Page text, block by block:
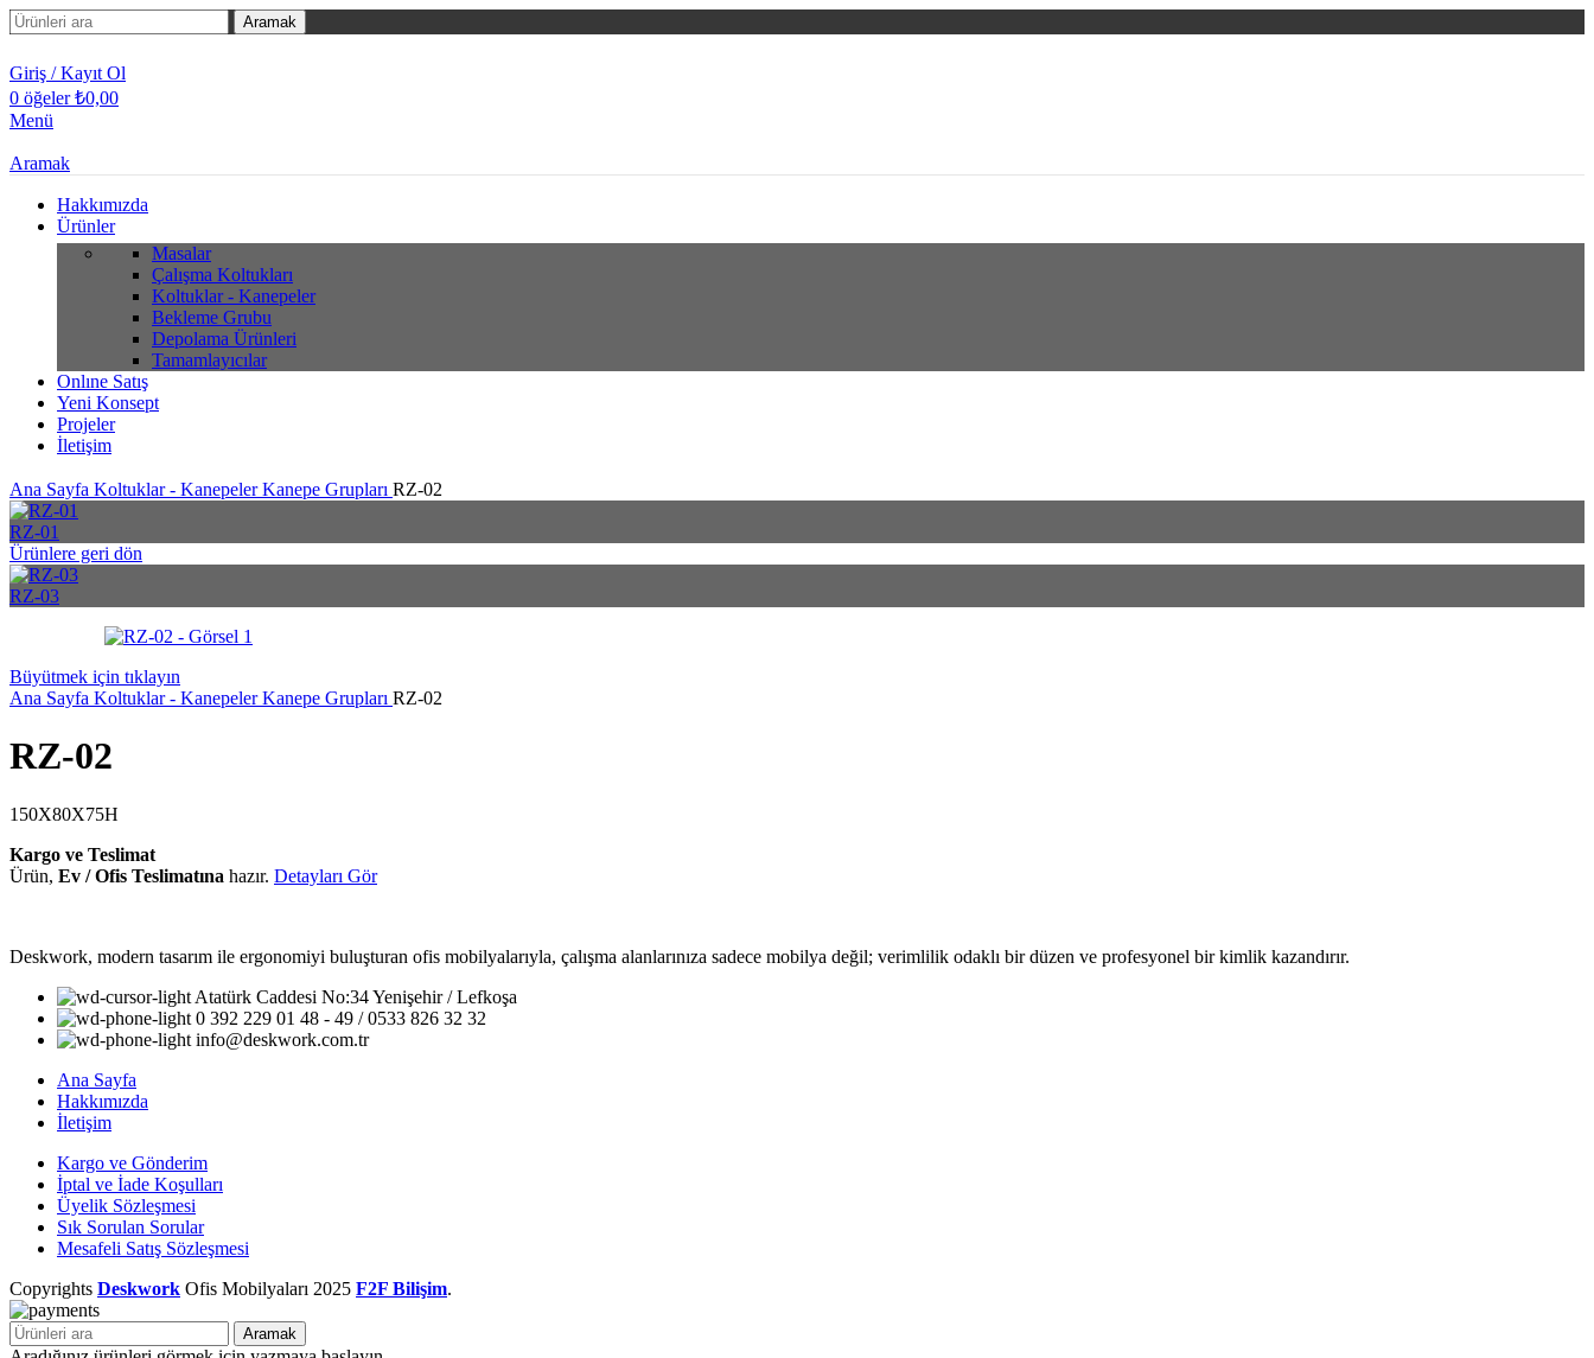
Aramak
Giriş / Kayıt Ol
0 öğeler ₺0,00
Menü
Aramak
Hakkımızda
Ürünler
Masalar
Çalışma Koltukları
Koltuklar - Kanepeler
Bekleme Grubu
Depolama Ürünleri
Tamamlayıcılar
Onlıne Satış
Yeni Konsept
Projeler
İletişim
Ana Sayfa Koltuklar - KanepelerKanepe Grupları RZ-02
RZ-01
Ürünlere geri dön
RZ-03
Büyütmek için tıklayın
Ana Sayfa Koltuklar - KanepelerKanepe Grupları RZ-02
RZ-02
150X80X75H
Kargo ve Teslimat
Ürün, Ev / Ofis Teslimatına hazır. Detayları Gör
Deskwork, modern tasarım ile ergonomiyi buluşturan ofis mobilyalarıyla, çalışma alanlarınıza sadece mobilya değil; verimlilik odaklı bir düzen ve profesyonel bir kimlik kazandırır.
Atatürk Caddesi No:34 Yenişehir / Lefkoşa
0 392 229 01 48 - 49 / 0533 826 32 32
info@deskwork.com.tr
Ana Sayfa
Hakkımızda
İletişim
Kargo ve Gönderim
İptal ve İade Koşulları
Üyelik Sözleşmesi
Sık Sorulan Sorular
Mesafeli Satış Sözleşmesi
Copyrights Deskwork Ofis Mobilyaları 2025 F2F Bilişim.
Aramak